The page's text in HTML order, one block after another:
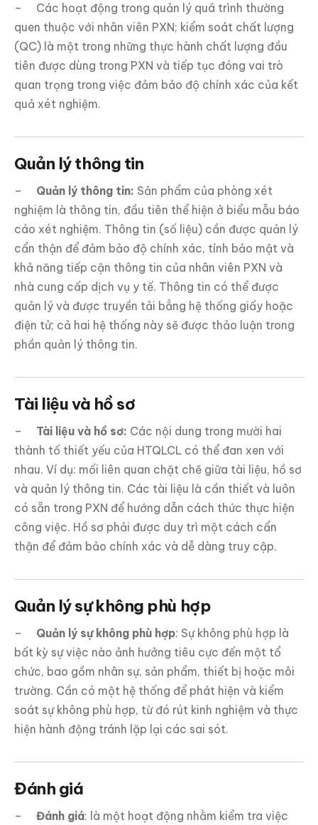
– Các hoạt động trong quản lý quá trình thường
quen thuộc với nhân viên PXN; kiểm soát chất lượng
(QC) là một trong những thực hành chất lượng đầu
tiên được dùng trong PXN và tiếp tục đóng vai trò
quan trọng trong việc đảm bảo độ chính xác của kết
quả xét nghiệm.
Quản lý thông tin
– Quản lý thông tin: Sản phẩm của phòng xét
nghiệm là thông tin, đầu tiên thể hiện ở biểu mẫu báo
cáo xét nghiệm. Thông tin (số liệu) cần được quản lý
cẩn thận để đảm bảo độ chính xác, tính bảo mật và
khả năng tiếp cận thông tin của nhân viên PXN và
nhà cung cấp dịch vụ y tế. Thông tin có thể được
quản lý và được truyền tải bẳng hệ thống giấy hoặc
điện tử; cả hai hệ thống này sẽ được thảo luận trong
phần quản lý thông tin.
Tài liệu và hồ sơ
– Tài liệu và hồ sơ: Các nội dung trong mười hai
thành tố thiết yếu của HTQLCL có thể đan xen với
nhau. Ví dụ: mối liên quan chặt chẽ giữa tài liệu, hồ sơ
và quản lý thông tin. Các tài liệu là cần thiết và luôn
có sẵn trong PXN để hướng dẫn cách thức thực hiện
công việc. Hồ sơ phải được duy trì một cách cẩn
thận để đảm bảo chính xác và dễ dàng truy cập.
Quản lý sự không phù hợp
– Quản lý sự không phù hợp: Sự không phù hợp là
bất kỳ sự việc nào ảnh hưởng tiêu cực đến một tổ
chức, bao gồm nhân sự, sản phẩm, thiết bị hoặc môi
trường. Cần có một hệ thống để phát hiện và kiểm
soát sự không phù hợp, từ đó rút kinh nghiệm và thực
hiện hành động tránh lặp lại các sai sót.
Đánh giá
– Đánh giá: là một hoạt động nhằm kiểm tra việc